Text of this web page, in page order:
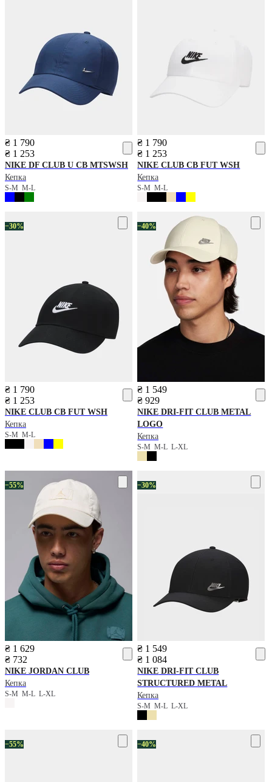
₴ 1 790
₴ 1 253
NIKE DF CLUB U CB MTSWSH
Кепка
S-M M-L
₴ 1 790
₴ 1 253
NIKE CLUB CB FUT WSH
Кепка
S-MM-L
−30%
₴ 1 790
₴ 1 253
NIKE CLUB CB FUT WSH
Кепка
S-M M-L
−40%
₴ 1 549
₴ 929
NIKE DRI-FIT CLUB METAL
LOGO
Кепка
S-MM-LL-XL
−55%
₴ 1 629
₴ 732
NIKE JORDAN CLUB
Кепка
S-M M-L L-XL
−30%
₴ 1 549
₴ 1 084
NIKE DRI-FIT CLUB
STRUCTURED METAL
Кепка
S-MM-LL-XL
−55% −40%